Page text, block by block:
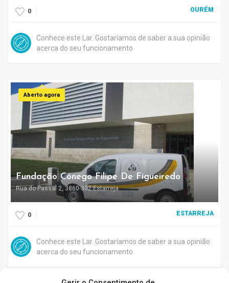
0 OURÉM
Conhece este Lar. Gostaríamos de saber a sua opinião
acerca do seu funcionamento
Aberto agora
Fundação Cónego Filipe De Figueiredo
Rua do Passal 2, 3860-302 Estarreja
0 ESTARREJA
Conhece este Lar. Gostaríamos de saber a sua opinião
acerca do seu funcionamento